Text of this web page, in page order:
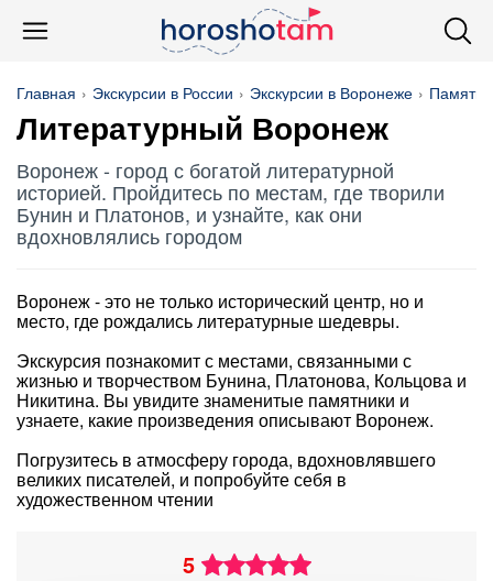
Главная Экскурсии в России Экскурсии в Воронеже
Литературный Воронеж
Воронеж - город с богатой литературной
историей. Пройдитесь по местам, где творили
Бунин и Платонов, и узнайте, как они
вдохновлялись городом
Воронеж - это не только исторический центр, но и
место, где рождались литературные шедевры.
Экскурсия познакомит с местами, связанными с
жизнью и творчеством Бунина, Платонова, Кольцова и
Никитина. Вы увидите знаменитые памятники и
узнаете, какие произведения описывают Воронеж.
Погрузитесь в атмосферу города, вдохновлявшего
великих писателей, и попробуйте себя в
художественном чтении
5